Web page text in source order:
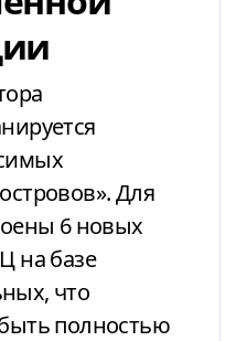
Для
6 новых
на базе
что
полностью